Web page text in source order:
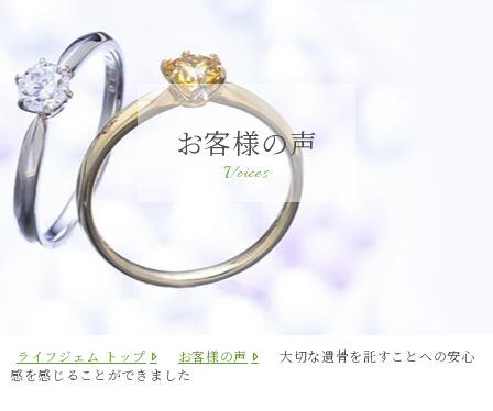
お客様の声
Voices
ライフジェム トップ お客様の声
大切な遺骨を託すことへの安心
感を感じることができました